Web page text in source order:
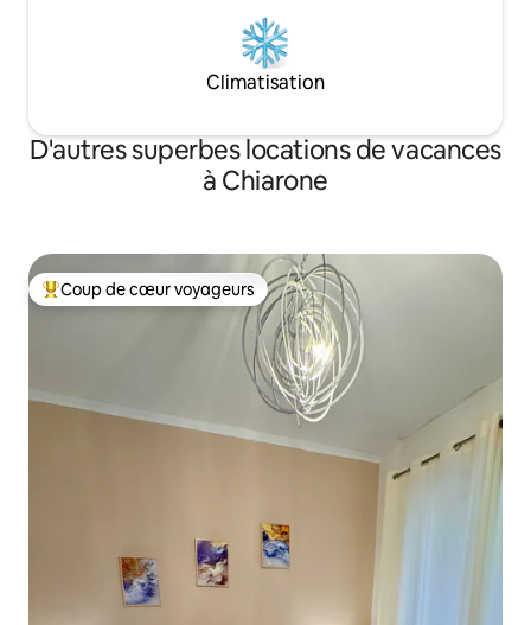
Climatisation
D'autres superbes locations de vacances
à Chiarone
Coup de cœur voyageurs parmi les plus aimés
Coup de cœur voyageurs